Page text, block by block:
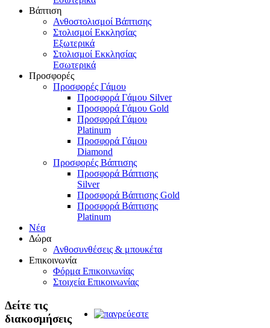
Βάπτιση
Ανθοστολισμοί Βάπτισης
Στολισμοί Εκκλησίας
Εξωτερικά
Στολισμοί Εκκλησίας
Εσωτερικά
Προσφορές
Προσφορές Γάμου
Προσφορά Γάμου Silver
Προσφορά Γάμου Gold
Προσφορά Γάμου
Platinum
Προσφορά Γάμου
Diamond
Προσφορές Βάπτισης
Προσφορά Βάπτισης
Silver
Προσφορά Βάπτισης Gold
Προσφορά Βάπτισης
Platinum
Νέα
Δώρα
Ανθοσυνθέσεις & μπουκέτα
Επικοινωνία
Φόρμα Επικοινωνίας
Στοιχεία Επικοινωνίας
Δείτε τις
διακοσμήσεις